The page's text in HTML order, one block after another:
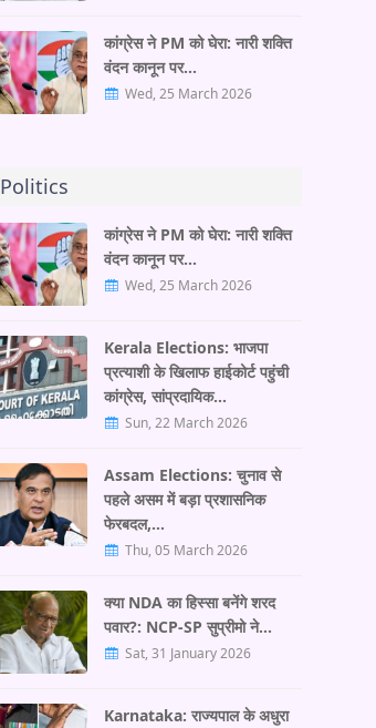
कांग्रेस ने PM को घेरा: नारी शक्ति
वंदन कानून पर…
Wed, 25 March 2026
Politics
कांग्रेस ने PM को घेरा: नारी शक्ति
वंदन कानून पर…
Wed, 25 March 2026
Kerala Elections: भाजपा
प्रत्याशी के खिलाफ हाईकोर्ट पहुंची
कांग्रेस, सांप्रदायिक…
Sun, 22 March 2026
Assam Elections: चुनाव से
पहले असम में बड़ा प्रशासनिक
फेरबदल,…
Thu, 05 March 2026
क्या NDA का हिस्सा बनेंगे शरद
पवार?: NCP-SP सुप्रीमो ने…
Sat, 31 January 2026
Karnataka: राज्यपाल के अधुरा